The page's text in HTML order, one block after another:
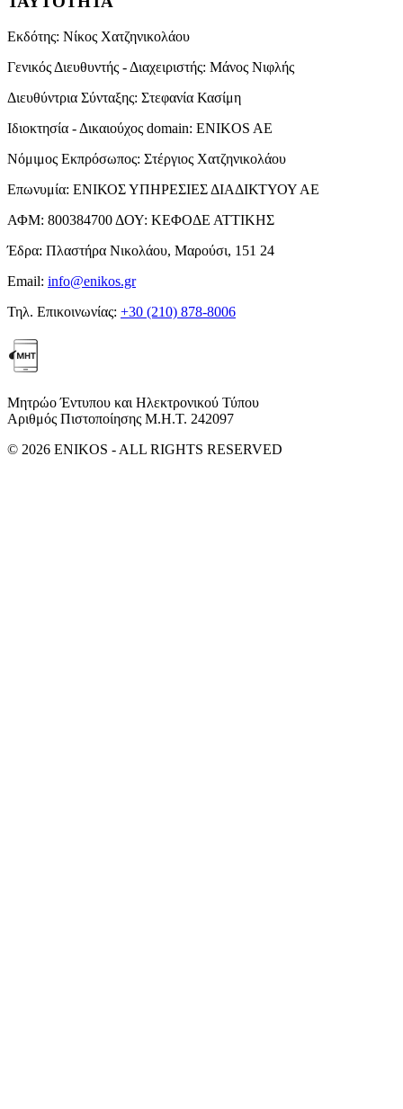
Εκδότης: Νίκος Χατζηνικολάου
Γενικός Διευθυντής - Διαχειριστής: Μάνος Νιφλής
Διευθύντρια Σύνταξης: Στεφανία Κασίμη
Ιδιοκτησία - Δικαιούχος domain: ENIKOS AE
Νόμιμος Εκπρόσωπος: Στέργιος Χατζηνικολάου
Επωνυμία: ΕΝΙΚΟΣ ΥΠΗΡΕΣΙΕΣ ΔΙΑΔΙΚΤΥΟΥ ΑΕ
ΑΦΜ: 800384700 ΔΟΥ: ΚΕΦΟΔΕ ΑΤΤΙΚΗΣ
Έδρα: Πλαστήρα Νικολάου, Μαρούσι, 151 24
Email: info@enikos.gr
Τηλ. Επικοινωνίας: +30 (210) 878-8006
Μητρώο Έντυπου και Ηλεκτρονικού Τύπου
Αριθμός Πιστοποίησης Μ.Η.Τ. 242097
© 2026 ENIKOS - ALL RIGHTS RESERVED